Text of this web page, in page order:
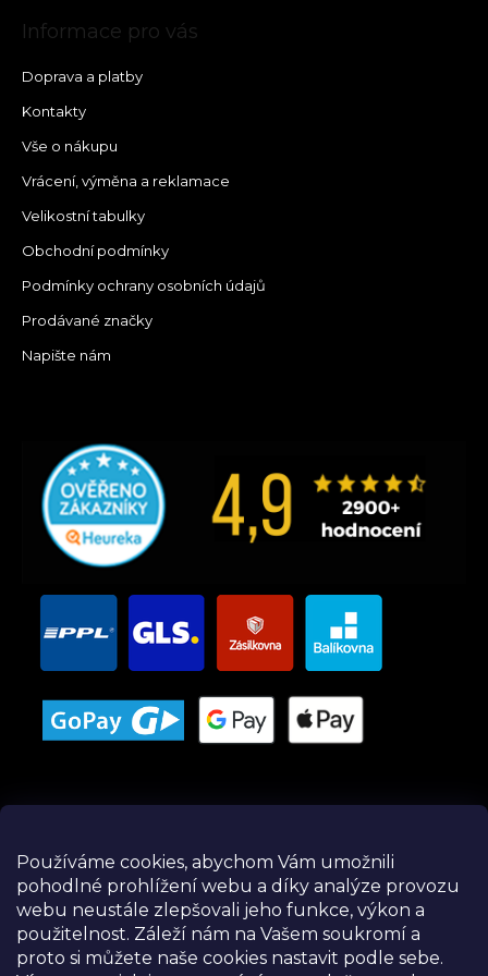
Používáme cookies, abychom Vám umožnili
pohodlné prohlížení webu a díky analýze provozu
webu neustále zlepšovali jeho funkce, výkon a
použitelnost. Záleží nám na Vašem soukromí a
proto si můžete naše cookies nastavit podle sebe.
Informace pro vás
Doprava a platby
Kontakty
Vše o nákupu
Vrácení, výměna a reklamace
Velikostní tabulky
Obchodní podmínky
Podmínky ochrany osobních údajů
Prodávané značky
Napište nám
Instagram